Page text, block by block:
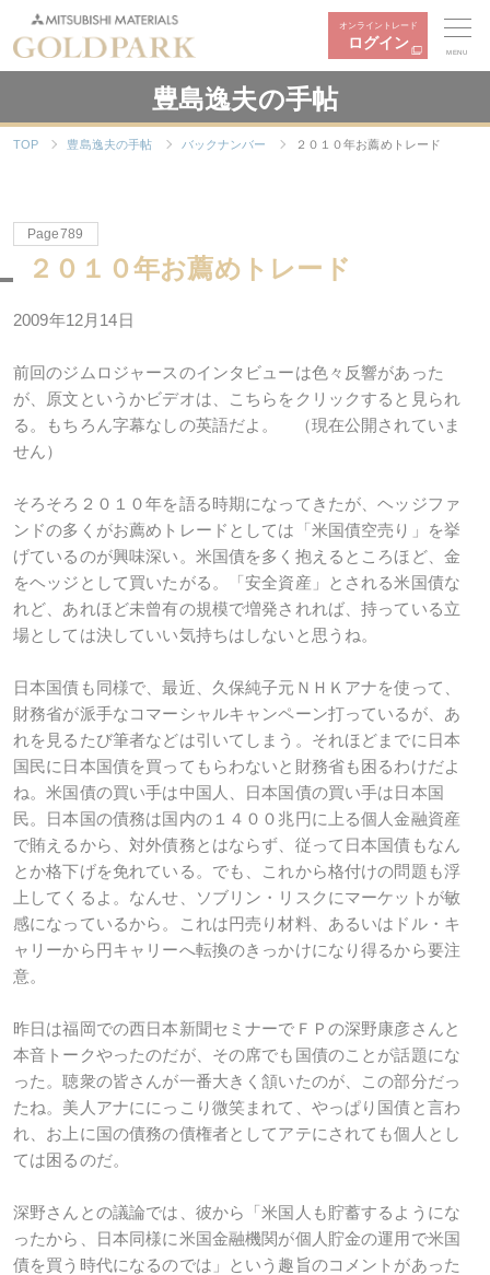
オンライントレード
ログイン
MENU
豊島逸夫の手帖
TOP 豊島逸夫の手帖 バックナンバー ２０１０年お薦めトレード
Page789
２０１０年お薦めトレード
2009年12月14日
前回のジムロジャースのインタビューは色々反響があった
が、原文というかビデオは、こちらをクリックすると見られ
る。もちろん字幕なしの英語だよ。 （現在公開されていま
せん）
そろそろ２０１０年を語る時期になってきたが、ヘッジファ
ンドの多くがお薦めトレードとしては「米国債空売り」を挙
げているのが興味深い。米国債を多く抱えるところほど、金
をヘッジとして買いたがる。「安全資産」とされる米国債な
れど、あれほど未曾有の規模で増発されれば、持っている立
場としては決していい気持ちはしないと思うね。
日本国債も同様で、最近、久保純子元ＮＨＫアナを使って、
財務省が派手なコマーシャルキャンペーン打っているが、あ
れを見るたび筆者などは引いてしまう。それほどまでに日本
国民に日本国債を買ってもらわないと財務省も困るわけだよ
ね。米国債の買い手は中国人、日本国債の買い手は日本国
民。日本国の債務は国内の１４００兆円に上る個人金融資産
で賄えるから、対外債務とはならず、従って日本国債もなん
とか格下げを免れている。でも、これから格付けの問題も浮
上してくるよ。なんせ、ソブリン・リスクにマーケットが敏
感になっているから。これは円売り材料、あるいはドル・キ
ャリーから円キャリーへ転換のきっかけになり得るから要注
意。
昨日は福岡での西日本新聞セミナーでＦＰの深野康彦さんと
本音トークやったのだが、その席でも国債のことが話題にな
った。聴衆の皆さんが一番大きく頷いたのが、この部分だっ
たね。美人アナににっこり微笑まれて、やっぱり国債と言わ
れ、お上に国の債務の債権者としてアテにされても個人とし
ては困るのだ。
深野さんとの議論では、彼から「米国人も貯蓄するようにな
ったから、日本同様に米国金融機関が個人貯金の運用で米国
債を買う時代になるのでは」という趣旨のコメントがあった